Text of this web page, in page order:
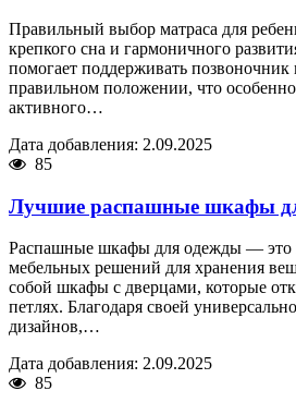
Правильный выбор матраса для
крепкого сна и гармоничного
помогает поддерживать
правильном положении, что
активного…
Дата добавления: 2.09.2025
85
Лучшие распашные шкафы
Распашные шкафы для одежды — это
мебельных решений для хранения
собой шкафы с дверцами, которые
петлях. Благодаря своей
дизайнов,…
Дата добавления: 2.09.2025
85